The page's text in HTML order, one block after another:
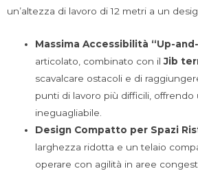
un’altezza di lavoro di 12 metri a un
Massima Accessibilità “Up-
articolato, combinato con ilJib
scavalcare ostacoli e di
punti di lavoro più difficili, offrendo
ineguagliabile.
Design Compatto per Spazi
larghezza ridotta e un telaio
operare con agilità in aree